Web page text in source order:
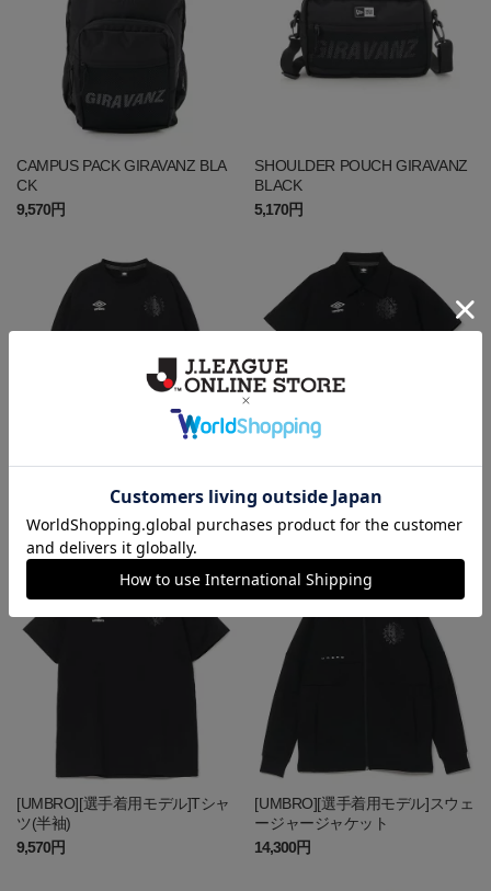
CAMPUS PACK GIRAVANZ BLA
CK
9,570円
SHOULDER POUCH GIRAVANZ
BLACK
5,170円
10,450円
ャツ(半袖)
9,350円
[UMBRO][選手着用モデル]Tシャ
ツ(半袖)
9,570円
[UMBRO][選手着用モデル]スウェ
ージャージャケット
14,300円